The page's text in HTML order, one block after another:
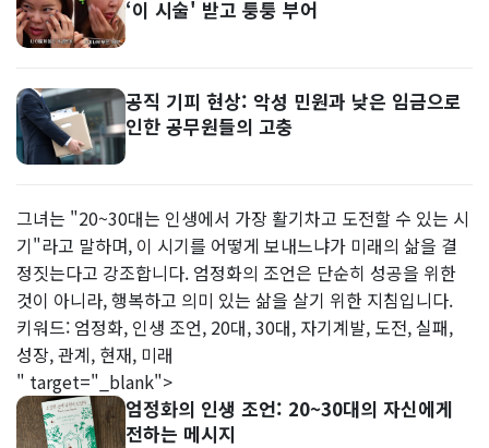
‘이 시술' 받고 퉁퉁 부어
공직 기피 현상: 악성 민원과 낮은 임금으로
인한 공무원들의 고충
그녀는 "20~30대는 인생에서 가장 활기차고 도전할 수 있는 시
기"라고 말하며, 이 시기를 어떻게 보내느냐가 미래의 삶을 결
정짓는다고 강조합니다. 엄정화의 조언은 단순히 성공을 위한
것이 아니라, 행복하고 의미 있는 삶을 살기 위한 지침입니다.
키워드: 엄정화, 인생 조언, 20대, 30대, 자기계발, 도전, 실패,
성장, 관계, 현재, 미래
" target="_blank">
엄정화의 인생 조언: 20~30대의 자신에게
전하는 메시지